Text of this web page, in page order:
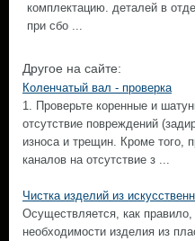
комплектацию. деталей в
при сбо ...
Другое на сайте:
Коленчатый вал - проверка
1. Проверьте коренные и
отсутствие повреждений
износа и трещин. Кроме того,
каналов на отсутствие з ...
Чистка изделий из
Осуществляется, как
необходимости изделия из